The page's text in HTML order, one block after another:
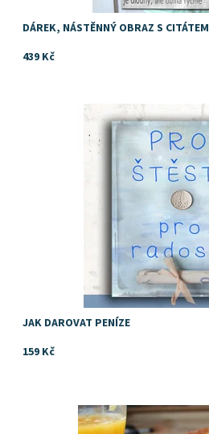
DÁREK, NÁSTĚNNÝ OBRAZ S CITÁTEM
439 Kč
Tip jak vtipně darovat peníze
Skladem
JAK DAROVAT PENÍZE
159 Kč
Dostupnost: Skladem